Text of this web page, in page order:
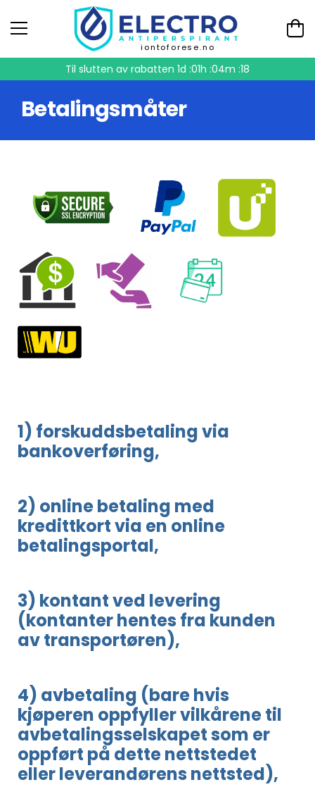
iontoforese.no
Til slutten av rabatten 1d :01h :04m :18
Betalingsmåter
1) forskuddsbetaling via
bankoverføring,
2) online betaling med
kredittkort via en online
betalingsportal,
3) kontant ved levering
(kontanter hentes fra kunden
av transportøren),
4) avbetaling (bare hvis
kjøperen oppfyller vilkårene til
avbetalingsselskapet som er
oppført på dette nettstedet
eller leverandørens nettsted),